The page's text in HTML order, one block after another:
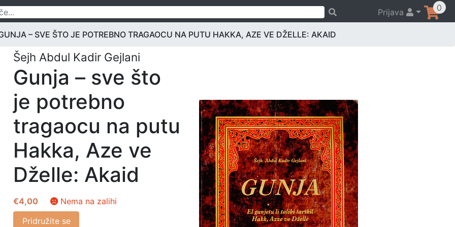
Prijava 0
– SVE ŠTO JE POTREBNO TRAGAOCU NA PUTU HAKKA, AZE VE DŽELLE: AKAID
Šejh Abdul Kadir Gejlani
Gunja – sve što
je potrebno
tragaocu na putu
Hakka, Aze ve
Dželle: Akaid
€4,00
Nema na zalihi
Pridružite se